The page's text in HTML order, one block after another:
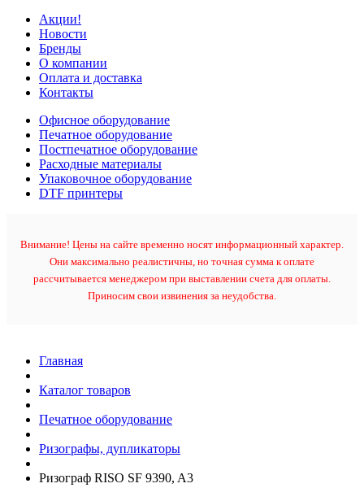
Акции!
Новости
Бренды
О компании
Оплата и доставка
Контакты
Офисное оборудование
Печатное оборудование
Постпечатное оборудование
Расходные материалы
Упаковочное оборудование
DTF принтеры
Внимание! Цены на сайте временно носят информационный характер.
Они максимально реалистичны, но точная сумма к оплате
рассчитывается менеджером при выставлении счета для оплаты.
Приносим свои извинения за неудобства.
Главная
Каталог товаров
Печатное оборудование
Ризографы, дупликаторы
Ризограф RISO SF 9390, A3